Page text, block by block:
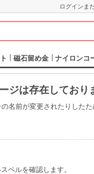
ログインま
磁石留め金 ナイロンコ
ジは存在しており
名前が変更されたりした
ペルを確認します。